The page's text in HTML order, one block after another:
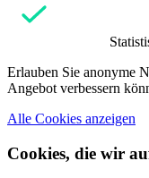
Erlauben Sie anonyme
Angebot verbessern
Alle Cookies anzeigen
Cookies, die wir